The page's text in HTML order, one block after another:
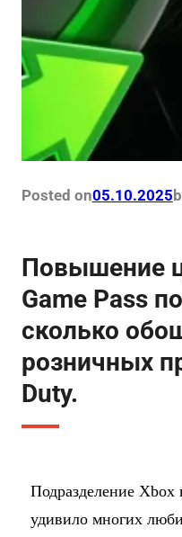
Posted on05.10.2025
Повышение
Game Pass
сколько
розничных
Duty.
Подразделение Xbox
удивило многих